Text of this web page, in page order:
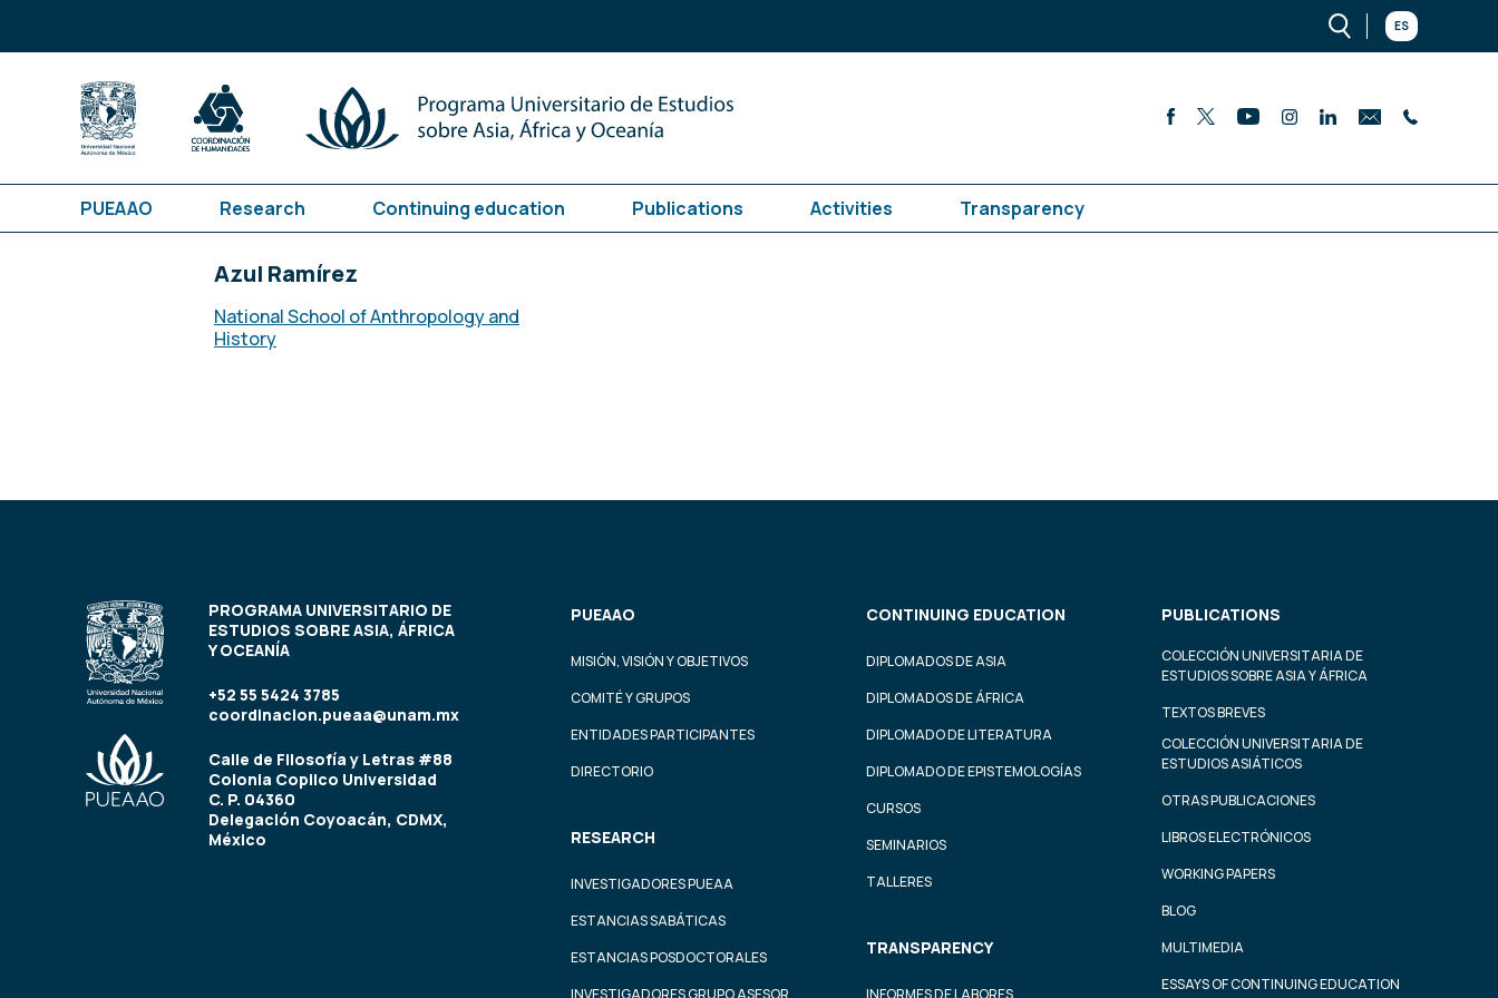
ES
PUEAAO Research Continuing education Publications Activities Transparency
Azul Ramírez
National School of Anthropology and
History
PROGRAMA UNIVERSITARIO DE
ESTUDIOS SOBRE ASIA, ÁFRICA
Y OCEANÍA
+52 55 5424 3785
coordinacion.pueaa@unam.mx
Calle de Filosofía y Letras #88
Colonia Copilco Universidad
C. P. 04360
Delegación Coyoacán, CDMX,
México
PUEAAO
MISIÓN, VISIÓN Y OBJETIVOS
COMITÉ Y GRUPOS
ENTIDADES PARTICIPANTES
DIRECTORIO
RESEARCH
INVESTIGADORES PUEAA
ESTANCIAS SABÁTICAS
ESTANCIAS POSDOCTORALES
CONTINUING EDUCATION
DIPLOMADOS DE ASIA
DIPLOMADOS DE ÁFRICA
DIPLOMADO DE LITERATURA
DIPLOMADO DE EPISTEMOLOGÍAS
CURSOS
SEMINARIOS
TALLERES
TRANSPARENCY
PUBLICATIONS
COLECCIÓN UNIVERSITARIA DE
ESTUDIOS SOBRE ASIA Y ÁFRICA
TEXTOS BREVES
COLECCIÓN UNIVERSITARIA DE
ESTUDIOS ASIÁTICOS
OTRAS PUBLICACIONES
LIBROS ELECTRÓNICOS
WORKING PAPERS
BLOG
MULTIMEDIA
ESSAYS OF CONTINUING EDUCATION